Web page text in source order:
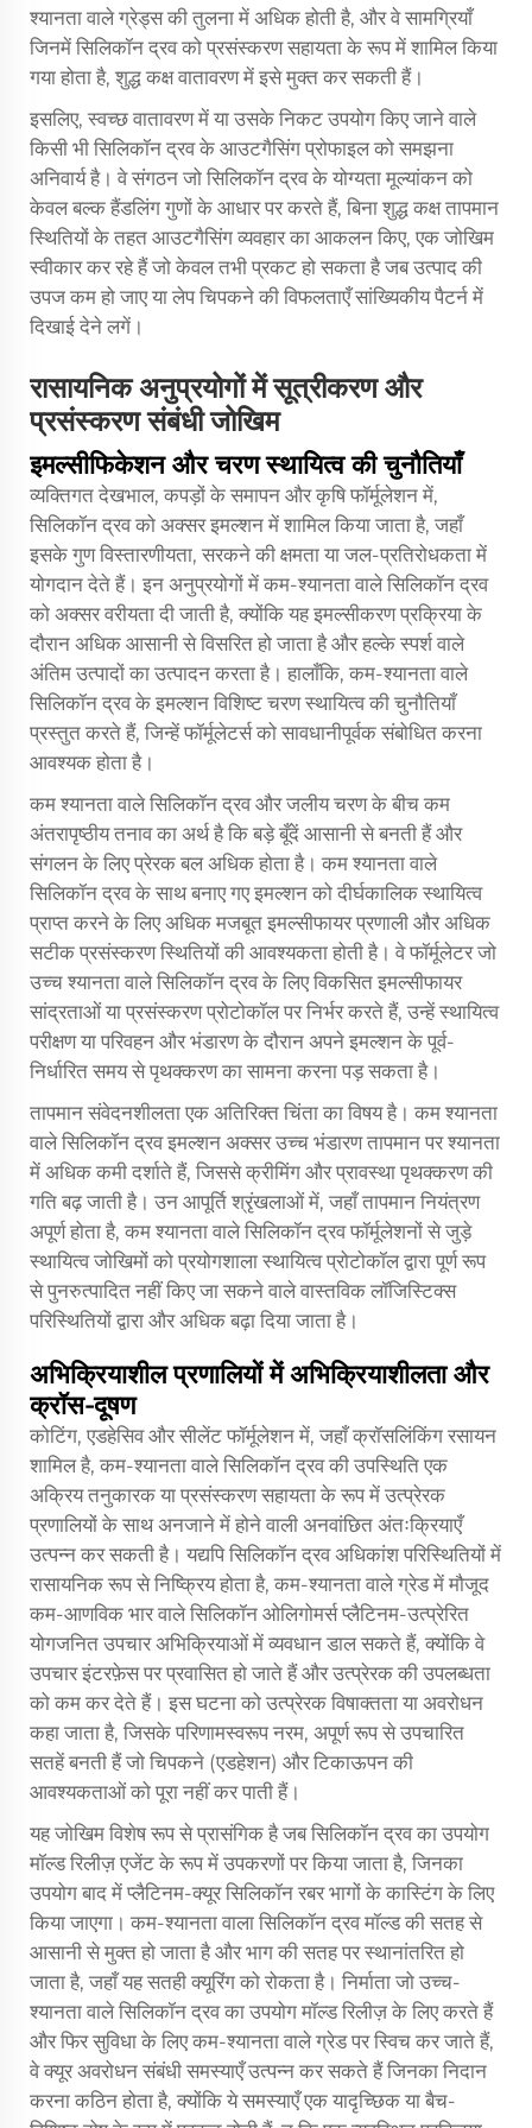
श्यानता वाले ग्रेड्स की तुलना में अधिक होती है, और वे सामग्रियाँ
जिनमें सिलिकॉन द्रव को प्रसंस्करण सहायता के रूप में शामिल किया
गया होता है, शुद्ध कक्ष वातावरण में इसे मुक्त कर सकती हैं।
इसलिए, स्वच्छ वातावरण में या उसके निकट उपयोग किए जाने वाले
किसी भी सिलिकॉन द्रव के आउटगैसिंग प्रोफाइल को समझना
अनिवार्य है। वे संगठन जो सिलिकॉन द्रव के योग्यता मूल्यांकन को
केवल बल्क हैंडलिंग गुणों के आधार पर करते हैं, बिना शुद्ध कक्ष तापमान
स्थितियों के तहत आउटगैसिंग व्यवहार का आकलन किए, एक जोखिम
स्वीकार कर रहे हैं जो केवल तभी प्रकट हो सकता है जब उत्पाद की
उपज कम हो जाए या लेप चिपकने की विफलताएँ सांख्यिकीय पैटर्न में
दिखाई देने लगें।
रासायनिक अनुप्रयोगों में सूत्रीकरण और
प्रसंस्करण संबंधी जोखिम
इमल्सीफिकेशन और चरण स्थायित्व की चुनौतियाँ
व्यक्तिगत देखभाल, कपड़ों के समापन और कृषि फॉर्मूलेशन में,
सिलिकॉन द्रव को अक्सर इमल्शन में शामिल किया जाता है, जहाँ
इसके गुण विस्तारणीयता, सरकने की क्षमता या जल-प्रतिरोधकता में
योगदान देते हैं। इन अनुप्रयोगों में कम-श्यानता वाले सिलिकॉन द्रव
को अक्सर वरीयता दी जाती है, क्योंकि यह इमल्सीकरण प्रक्रिया के
दौरान अधिक आसानी से विसरित हो जाता है और हल्के स्पर्श वाले
अंतिम उत्पादों का उत्पादन करता है। हालाँकि, कम-श्यानता वाले
सिलिकॉन द्रव के इमल्शन विशिष्ट चरण स्थायित्व की चुनौतियाँ
प्रस्तुत करते हैं, जिन्हें फॉर्मूलेटर्स को सावधानीपूर्वक संबोधित करना
आवश्यक होता है।
कम श्यानता वाले सिलिकॉन द्रव और जलीय चरण के बीच कम
अंतरापृष्ठीय तनाव का अर्थ है कि बड़े बूँदें आसानी से बनती हैं और
संगलन के लिए प्रेरक बल अधिक होता है। कम श्यानता वाले
सिलिकॉन द्रव के साथ बनाए गए इमल्शन को दीर्घकालिक स्थायित्व
प्राप्त करने के लिए अधिक मजबूत इमल्सीफायर प्रणाली और अधिक
सटीक प्रसंस्करण स्थितियों की आवश्यकता होती है। वे फॉर्मूलेटर जो
उच्च श्यानता वाले सिलिकॉन द्रव के लिए विकसित इमल्सीफायर
सांद्रताओं या प्रसंस्करण प्रोटोकॉल पर निर्भर करते हैं, उन्हें स्थायित्व
परीक्षण या परिवहन और भंडारण के दौरान अपने इमल्शन के पूर्व-
निर्धारित समय से पृथक्करण का सामना करना पड़ सकता है।
तापमान संवेदनशीलता एक अतिरिक्त चिंता का विषय है। कम श्यानता
वाले सिलिकॉन द्रव इमल्शन अक्सर उच्च भंडारण तापमान पर श्यानता
में अधिक कमी दर्शाते हैं, जिससे क्रीमिंग और प्रावस्था पृथक्करण की
गति बढ़ जाती है। उन आपूर्ति श्रृंखलाओं में, जहाँ तापमान नियंत्रण
अपूर्ण होता है, कम श्यानता वाले सिलिकॉन द्रव फॉर्मूलेशनों से जुड़े
स्थायित्व जोखिमों को प्रयोगशाला स्थायित्व प्रोटोकॉल द्वारा पूर्ण रूप
से पुनरुत्पादित नहीं किए जा सकने वाले वास्तविक लॉजिस्टिक्स
परिस्थितियों द्वारा और अधिक बढ़ा दिया जाता है।
अभिक्रियाशील प्रणालियों में अभिक्रियाशीलता और
क्रॉस-दूषण
कोटिंग, एडहेसिव और सीलेंट फॉर्मूलेशन में, जहाँ क्रॉसलिंकिंग रसायन
शामिल है, कम-श्यानता वाले सिलिकॉन द्रव की उपस्थिति एक
अक्रिय तनुकारक या प्रसंस्करण सहायता के रूप में उत्प्रेरक
प्रणालियों के साथ अनजाने में होने वाली अनवांछित अंतःक्रियाएँ
उत्पन्न कर सकती है। यद्यपि सिलिकॉन द्रव अधिकांश परिस्थितियों में
रासायनिक रूप से निष्क्रिय होता है, कम-श्यानता वाले ग्रेड में मौजूद
कम-आणविक भार वाले सिलिकॉन ओलिगोमर्स प्लैटिनम-उत्प्रेरित
योगजनित उपचार अभिक्रियाओं में व्यवधान डाल सकते हैं, क्योंकि वे
उपचार इंटरफ़ेस पर प्रवासित हो जाते हैं और उत्प्रेरक की उपलब्धता
को कम कर देते हैं। इस घटना को उत्प्रेरक विषाक्तता या अवरोधन
कहा जाता है, जिसके परिणामस्वरूप नरम, अपूर्ण रूप से उपचारित
सतहें बनती हैं जो चिपकने (एडहेशन) और टिकाऊपन की
आवश्यकताओं को पूरा नहीं कर पाती हैं।
यह जोखिम विशेष रूप से प्रासंगिक है जब सिलिकॉन द्रव का उपयोग
मॉल्ड रिलीज़ एजेंट के रूप में उपकरणों पर किया जाता है, जिनका
उपयोग बाद में प्लैटिनम-क्यूर सिलिकॉन रबर भागों के कास्टिंग के लिए
किया जाएगा। कम-श्यानता वाला सिलिकॉन द्रव मॉल्ड की सतह से
आसानी से मुक्त हो जाता है और भाग की सतह पर स्थानांतरित हो
जाता है, जहाँ यह सतही क्यूरिंग को रोकता है। निर्माता जो उच्च-
श्यानता वाले सिलिकॉन द्रव का उपयोग मॉल्ड रिलीज़ के लिए करते हैं
और फिर सुविधा के लिए कम-श्यानता वाले ग्रेड पर स्विच कर जाते हैं,
वे क्यूर अवरोधन संबंधी समस्याएँ उत्पन्न कर सकते हैं जिनका निदान
करना कठिन होता है, क्योंकि ये समस्याएँ एक यादृच्छिक या बैच-